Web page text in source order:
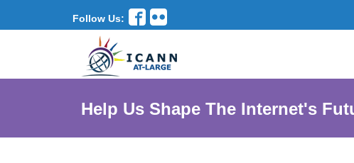
Follow Us:
Help Us Shape The Internet's